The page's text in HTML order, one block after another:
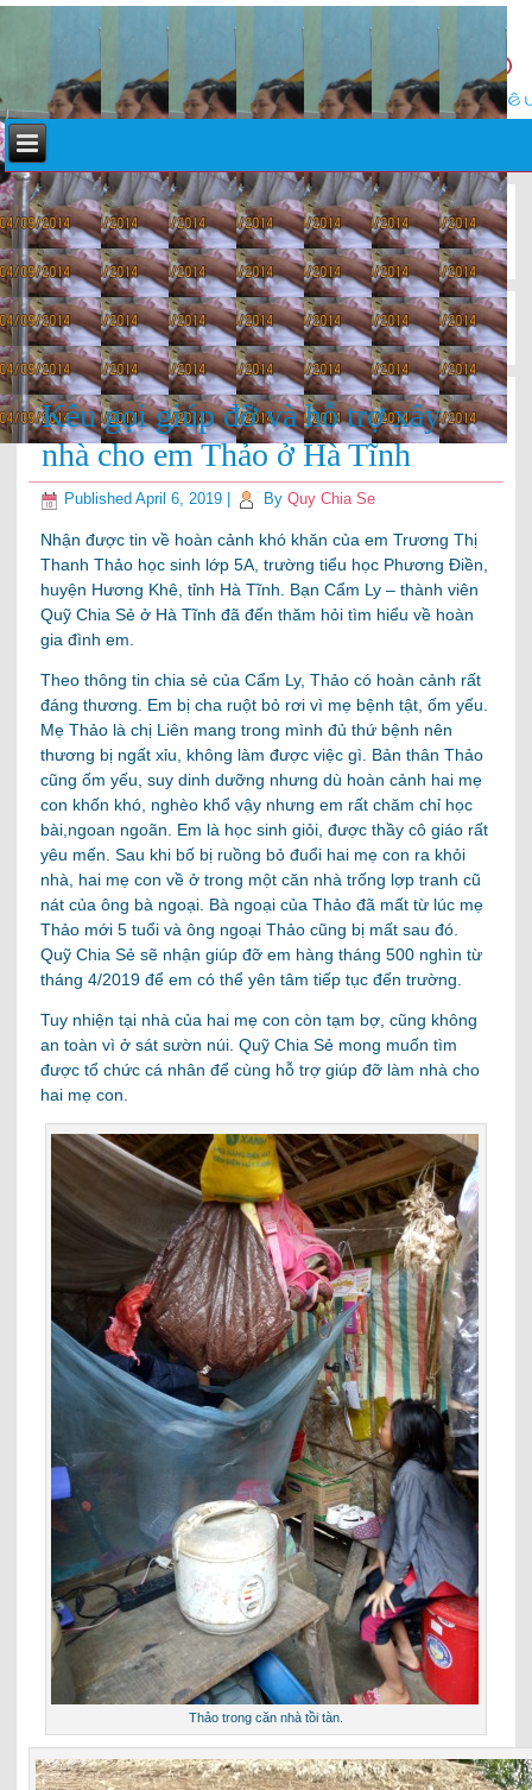
«Quỹ Chia Sẻ giúp đỡ em Thủy ở Hà Tĩnh tháng 3
Quỹ Chia Sẻ giúp đỡ em Thái ở Hà Tĩnh tháng 4,5,6»
Kêu gọi giúp đỡ và hỗ trợ xây
nhà cho em Thảo ở Hà Tĩnh
Published April 6, 2019 By Quy Chia Se
Nhận được tin về hoàn cảnh khó khăn của em Trương Thị
Thanh Thảo học sinh lớp 5A, trường tiểu học Phương Điền,
huyện Hương Khê, tỉnh Hà Tĩnh. Bạn Cẩm Ly – thành viên
Quỹ Chia Sẻ ở Hà Tĩnh đã đến thăm hỏi tìm hiểu về hoàn
gia đình em.
Theo thông tin chia sẻ của Cẩm Ly, Thảo có hoàn cảnh rất
đáng thương. Em bị cha ruột bỏ rơi vì mẹ bệnh tật, ốm yếu.
Mẹ Thảo là chị Liên mang trong mình đủ thứ bệnh nên
thương bị ngất xỉu, không làm được việc gì. Bản thân Thảo
cũng ốm yếu, suy dinh dưỡng nhưng dù hoàn cảnh hai mẹ
con khốn khó, nghèo khổ vậy nhưng em rất chăm chỉ học
bài,ngoan ngoãn. Em là học sinh giỏi, được thầy cô giáo rất
yêu mến. Sau khi bố bị ruồng bỏ đuổi hai mẹ con ra khỏi
nhà, hai mẹ con về ở trong một căn nhà trống lợp tranh cũ
nát của ông bà ngoại. Bà ngoại của Thảo đã mất từ lúc mẹ
Thảo mới 5 tuổi và ông ngoại Thảo cũng bị mất sau đó.
Quỹ Chia Sẻ sẽ nhận giúp đỡ em hàng tháng 500 nghìn từ
tháng 4/2019 để em có thể yên tâm tiếp tục đến trường.
Tuy nhiện tại nhà của hai mẹ con còn tạm bợ, cũng không
an toàn vì ở sát sườn núi. Quỹ Chia Sẻ mong muốn tìm
được tổ chức cá nhân để cùng hỗ trợ giúp đỡ làm nhà cho
hai mẹ con.
Thảo trong căn nhà tồi tàn.